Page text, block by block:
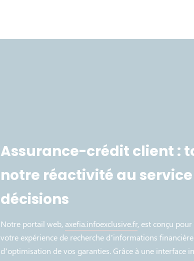
Assurance-crédit client :
notre réactivité au service
décisions
Notre portail web, axefia.infoexclusive.fr, est conçu
votre expérience de recherche d’informations
d’optimisation de vos garanties. Grâce à une interface